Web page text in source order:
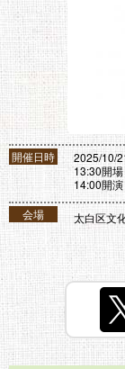
開催日時
2025/10/
13:30開場
14:00開演
会場
太白区文